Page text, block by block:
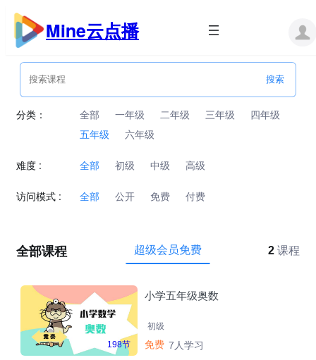
跳
内
Mine云点播
分类： 全部 一年级 二年级 三年级
四年级
五年级
六年级
难度 : 全部 初级 中级 高级
访问模式 : 全部 公开 免费 付费
全部课程 超级会员免费 2 课程
198节
小学五年级奥数
初级
免费 7人学习